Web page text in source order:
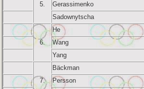
5.
Gerassimenko
Sadownytscha
6.
He
Wang
Yang
7.
Bäckman
Persson